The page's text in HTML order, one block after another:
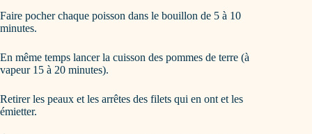
Faire pocher chaque poisson dans le bouillon de 5 à 10
minutes.
En même temps lancer la cuisson des pommes de terre (à
vapeur 15 à 20 minutes).
Retirer les peaux et les arrêtes des filets qui en ont et les
émietter.